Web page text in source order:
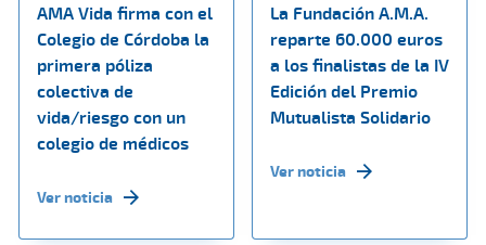
AMA Vida firma con el
Colegio de Córdoba la
primera póliza
colectiva de
vida/riesgo con un
colegio de médicos
Ver noticia
La Fundación A.M.A.
reparte 60.000 euros
a los finalistas de la IV
Edición del Premio
Mutualista Solidario
Ver noticia